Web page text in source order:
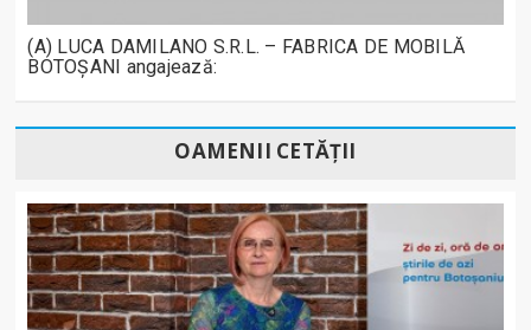
(A) LUCA DAMILANO S.R.L. – FABRICA DE MOBILĂ
BOTOȘANI angajează:
OAMENII CETĂȚII